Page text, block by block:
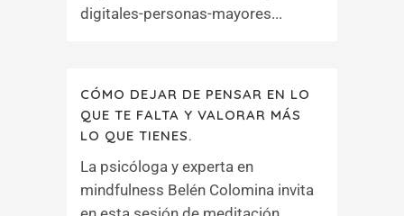
digitales-personas-mayores...
CÓMO DEJAR DE PENSAR EN LO
QUE TE FALTA Y VALORAR MÁS
LO QUE TIENES.
La psicóloga y experta en
mindfulness Belén Colomina invita